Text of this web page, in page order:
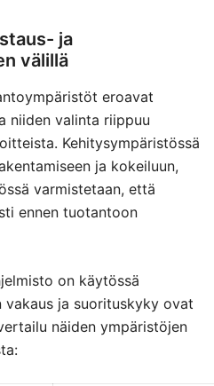
ja
välillä
eroavat
niiden valinta riippuu
Kehitysympäristössä
ja kokeiluun,
varmistetaan, että
ennen tuotantoon
on käytössä
ja suorituskyky ovat
näiden ympäristöjen